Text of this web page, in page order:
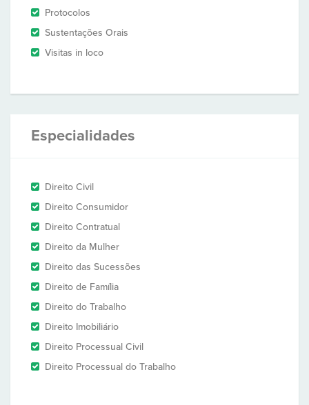
Protocolos
Sustentações Orais
Visitas in loco
Especialidades
Direito Civil
Direito Consumidor
Direito Contratual
Direito da Mulher
Direito das Sucessões
Direito de Família
Direito do Trabalho
Direito Imobiliário
Direito Processual Civil
Direito Processual do Trabalho